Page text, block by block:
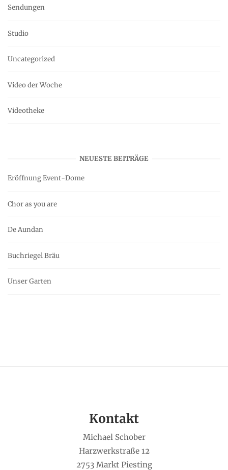
Sendungen
Studio
Uncategorized
Video der Woche
Videotheke
NEUESTE BEITRÄGE
Eröffnung Event-Dome
Chor as you are
De Aundan
Buchriegel Bräu
Unser Garten
Kontakt
Michael Schober
Harzwerkstraße 12
2753 Markt Piesting